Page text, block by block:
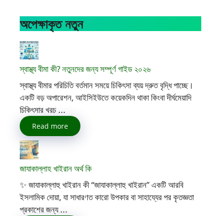
অপেক্ষাকৃত নতুন
স্বাস্থ্য বীমা কী? নতুনদের জন্য সম্পূর্ণ গাইড ২০২৬
স্বাস্থ্য বীমার পরিচিতি বর্তমান সময়ে চিকিৎসা ব্যয় দ্রুত বৃদ্ধি পাচ্ছে।
একটি বড় অপারেশন, আইসিইউতে কয়েকদিন থাকা কিংবা দীর্ঘমেয়াদি
চিকিৎসার খরচ ...
Read more
জাযাকাল্লাহ খাইরান অর্থ কি
✨ জাযাকাল্লাহু খাইরান কী “জাযাকাল্লাহু খাইরান” একটি আরবি
ইসলামিক দোয়া, যা সাধারণত কারো উপকার বা সাহায্যের পর কৃতজ্ঞতা
প্রকাশের জন্য ...